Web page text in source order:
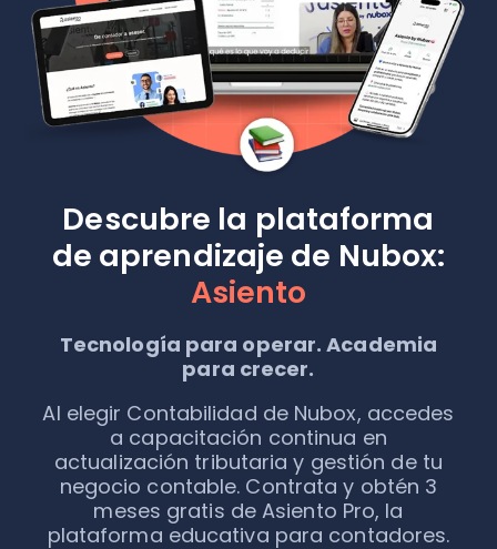
Descubre la plataforma
de aprendizaje de Nubox:
Asiento
Tecnología para operar. Academia
para crecer.
Al elegir Contabilidad de Nubox, accedes
a capacitación continua en
actualización tributaria y gestión de tu
negocio contable. Contrata y obtén 3
meses gratis de Asiento Pro, la
plataforma educativa para contadores.